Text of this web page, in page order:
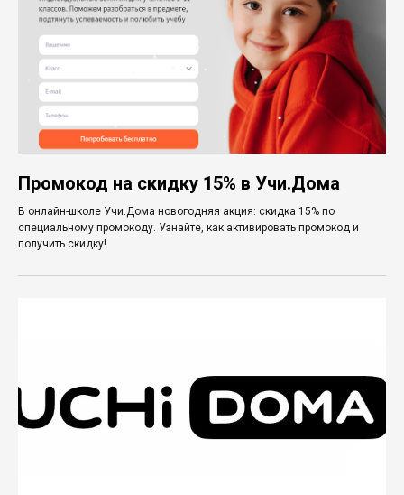
Промокод на скидку 15% в Учи.Дома
В онлайн-школе Учи.Дома новогодняя акция: скидка 15% по
специальному промокоду. Узнайте, как активировать промокод и
получить скидку!